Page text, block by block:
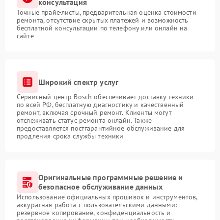
консультация
Точные прайс-листы, предварительная оценка стоимости
ремонта, отсутствие скрытых платежей и возможность
бесплатной консультации по телефону или онлайн на
сайте
Широкий спектр услуг
Сервисный центр Bosch обеспечивает доставку техники
по всей РФ, бесплатную диагностику и качественный
ремонт, включая срочный ремонт. Клиенты могут
отслеживать статус ремонта онлайн. Также
предоставляется постгарантийное обслуживание для
продления срока службы техники
Оригинальные программные решение и
безопасное обслуживание данных
Использование официальных прошивок и инструментов,
аккуратная работа с пользовательскими данными:
резервное копирование, конфиденциальность и